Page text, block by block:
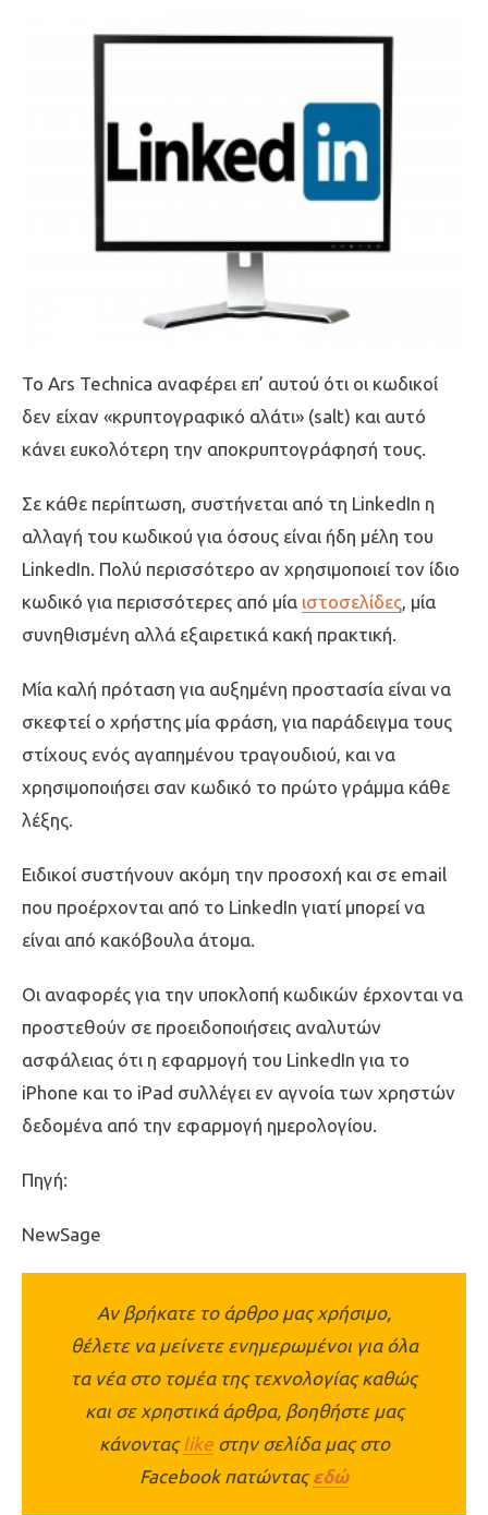
Το Ars Technica αναφέρει επ’ αυτού ότι οι κωδικοί
δεν είχαν «κρυπτογραφικό αλάτι» (salt) και αυτό
κάνει ευκολότερη την αποκρυπτογράφησή τους.
Σε κάθε περίπτωση, συστήνεται από τη LinkedIn η
αλλαγή του κωδικού για όσους είναι ήδη μέλη του
LinkedIn. Πολύ περισσότερο αν χρησιμοποιεί τον ίδιο
κωδικό για περισσότερες από μία ιστοσελίδες, μία
συνηθισμένη αλλά εξαιρετικά κακή πρακτική.
Μία καλή πρόταση για αυξημένη προστασία είναι να
σκεφτεί ο χρήστης μία φράση, για παράδειγμα τους
στίχους ενός αγαπημένου τραγουδιού, και να
χρησιμοποιήσει σαν κωδικό το πρώτο γράμμα κάθε
λέξης.
Ειδικοί συστήνουν ακόμη την προσοχή και σε email
που προέρχονται από το LinkedIn γιατί μπορεί να
είναι από κακόβουλα άτομα.
Οι αναφορές για την υποκλοπή κωδικών έρχονται να
προστεθούν σε προειδοποιήσεις αναλυτών
ασφάλειας ότι η εφαρμογή του LinkedIn για το
iPhone και το iPad συλλέγει εν αγνοία των χρηστών
δεδομένα από την εφαρμογή ημερολογίου.
Πηγή:
NewSage
Αν βρήκατε το άρθρο μας χρήσιμο,
θέλετε να μείνετε ενημερωμένοι για όλα
τα νέα στο τομέα της τεχνολογίας καθώς
και σε χρηστικά άρθρα, βοηθήστε μας
κάνοντας likeστην σελίδα μας στο
Facebook πατώνταςεδώ